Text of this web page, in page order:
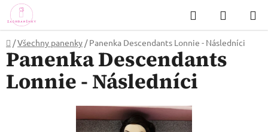
Přejít
na
obsah
Hledat
KOŠÍK
Domů
/Všechny panenky / Panenka Descendants Lonnie - Následníci
Panenka Descendants
Lonnie - Následníci